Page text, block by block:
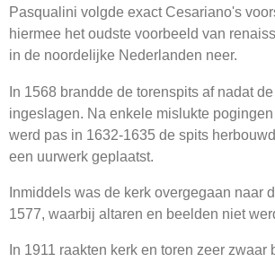
Pasqualini volgde exact Cesariano's
hiermee het oudste voorbeeld van
in de noordelijke Nederlanden neer.
In 1568 brandde de torenspits af nadat
ingeslagen. Na enkele mislukte
werd pas in 1632-1635 de spits
een uurwerk geplaatst.
Inmiddels was de kerk overgegaan naar
1577, waarbij altaren en beelden niet
In 1911 raakten kerk en toren zeer zwaar